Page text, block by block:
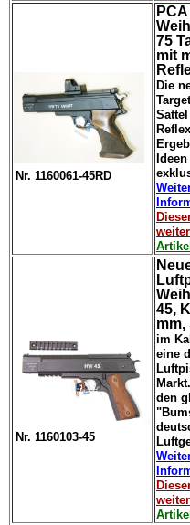
Nr. 1160061-45RD
75
mit
Die
Nr. 1160103-45
45,
mm,
im
eine
den